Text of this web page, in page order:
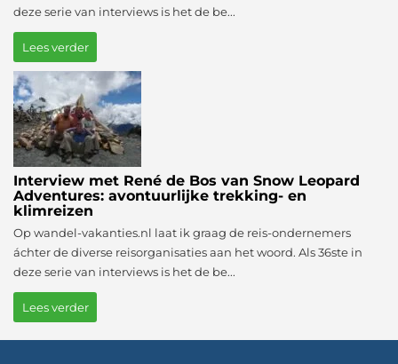
deze serie van interviews is het de be...
Lees verder
Interview met René de Bos van Snow Leopard
Adventures: avontuurlijke trekking- en
klimreizen
Op wandel-vakanties.nl laat ik graag de reis-ondernemers
áchter de diverse reisorganisaties aan het woord. Als 36ste in
deze serie van interviews is het de be...
Lees verder